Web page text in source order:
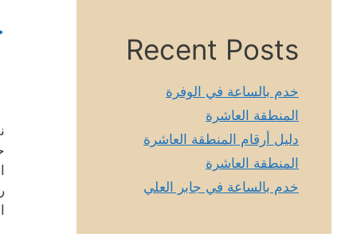
Recent Posts
خدم بالساعة في الوفرة
المنطقة العاشرة
دليل أرقام المنطقة العاشرة
المنطقة العاشرة
خدم بالساعة في جابر العلي